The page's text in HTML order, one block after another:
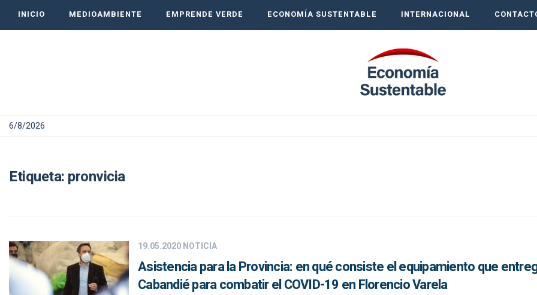
INICIO MEDIOAMBIENTE EMPRENDE VERDE ECONOMÍA SUSTENTABLE INTERNACIONAL
6/8/2026
Etiqueta: pronvicia
19.05.2020NOTICIA
Asistencia para la Provincia: en qué consiste el equipamiento que
Cabandié para combatir el COVID-19 en Florencio Varela